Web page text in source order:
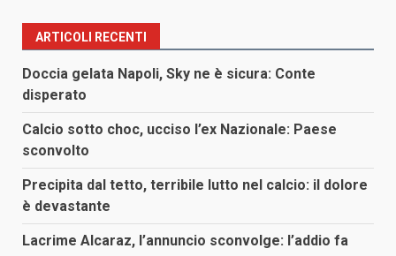
ARTICOLI RECENTI
Doccia gelata Napoli, Sky ne è sicura: Conte
disperato
Calcio sotto choc, ucciso l’ex Nazionale: Paese
sconvolto
Precipita dal tetto, terribile lutto nel calcio: il dolore
è devastante
Lacrime Alcaraz, l’annuncio sconvolge: l’addio fa